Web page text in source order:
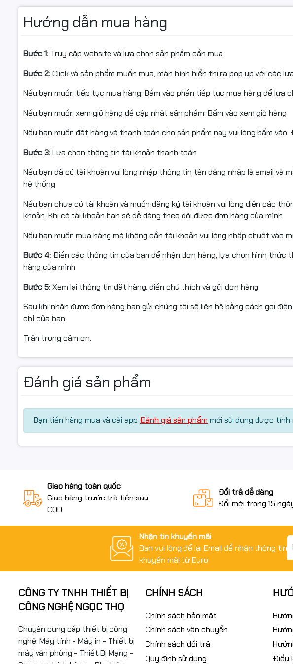
Bản in quá xấu.
phát ra tiếng ồn, tiếng kêu to.
Hộp mực bị mờ do mất mát và không thể khắc phục được.
Tại sao nên chọn chúng tôi cung cấp mực in thương hiệu
Cam kết chất lượng trang in tương đương với hàng chính hãng.
Bảo hành 1 đổi 1 trong 06 tháng. (còn nguyên tem)
Có thể nạp trên 01 đến 02 lần mà không thay thế linh kiện.
Tiết kiệm đến 65% chi phí in ấn.
Chúng tôi còn cung cấp hộp mực, mực nạp và linh kiện máy in, linh kiện
in và máy photocopy phổ biến trên thị trường hiện nay.
#ngocthocomputer #mucdomayin #hopmucmayin #canon2900 #hopmuc
#linhkienmayin #linhkienmayvanphong #cartridge #mayin #mucin
Samsung SL-
Cam kết chất lượng hàng hóa:
✅ Trước khi xuất kho có kiểm tra chất lượng hàng hóa.
Hướng dẫn mua hàng
Bước 1: Truy cập website và lựa chọn sản phẩm cần mua
Bước 2:Click và sản phẩm muốn mua, màn hình hiển thị ra pop up với các
Nếu bạn muốn tiếp tục mua hàng: Bấm vào phần tiếp tục mua hàng để lựa
Nếu bạn muốn xem giỏ hàng để cập nhật sản phẩm: Bấm vào xem giỏ hàng
Nếu bạn muốn đặt hàng và thanh toán cho sản phẩm này vui lòng bấm
Bước 3:Lựa chọn thông tin tài khoản thanh toán
Nếu bạn đã có tài khoản vui lòng nhập thông tin tên đăng nhập là email và
hệ thống
Nếu bạn chưa có tài khoản và muốn đăng ký tài khoản vui lòng điền các
khoản. Khi có tài khoản bạn sẽ dễ dàng theo dõi được đơn hàng của mình
Nếu bạn muốn mua hàng mà không cần tài khoản vui lòng nhấp chuột vào
Bước 4: Điền các thông tin của bạn để nhận đơn hàng, lựa chọn hình thức
hàng của mình
Bước 5:Xem lại thông tin đặt hàng, điền chú thích và gửi đơn hàng
Sau khi nhận được đơn hàng bạn gửi chúng tôi sẽ liên hệ bằng cách gọi
chỉ của bạn.
Trân trọng cảm ơn.
Đánh giá sản phẩm
Bạn tiến hàng mua và cài app Đánh giá sản phẩm mới sử dụng được tính
Cam kết chất lượng hàng hóa:
✅ Tất cả các sản phẩm của
✅ Trước khi xuất kho có kiểm
✅ Hàng bán ra đều có xuất
Giao hàng toàn quốc
Giao hàng trước trả tiền sau
COD
Đổi trả dễ dàng
Đổi mới trong 15
Nhận tin khuyến mãi
Bạn vui lòng để lại Email để nhận thông tin
khuyến mãi từ Euro
CÔNG TY TNHH THIẾT BỊ
CÔNG NGHỆ NGỌC THỌ
Chuyên cung cấp thiết bị công
nghệ: Máy tính - Máy in - Thiết bị
máy văn phòng - Thiết Bị Mạng -
CHÍNH SÁCH
Chính sách bảo mật
Chính sách vận chuyển
Chính sách đổi trả
Quy định sử dụng
Điều